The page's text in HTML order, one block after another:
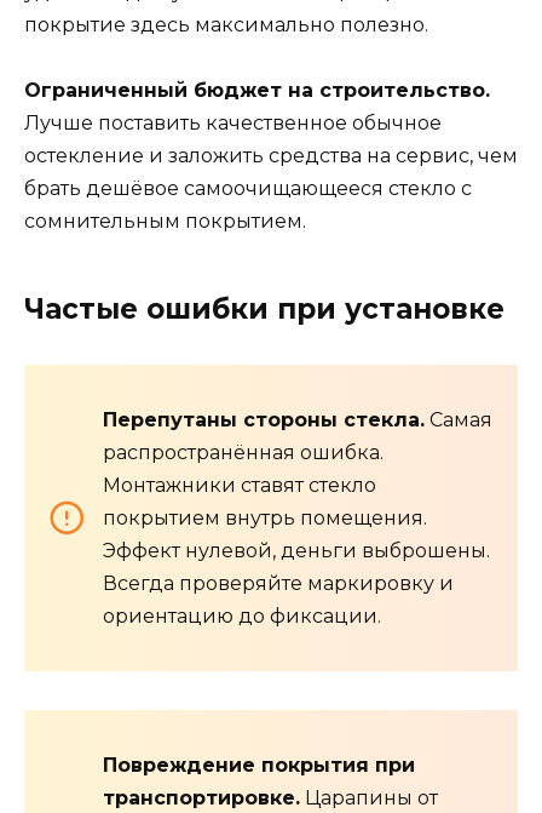
покрытие здесь максимально полезно.
Ограниченный бюджет на строительство.
Лучше поставить качественное обычное
остекление и заложить средства на сервис, чем
брать дешёвое самоочищающееся стекло с
сомнительным покрытием.
Частые ошибки при установке
Перепутаны стороны стекла. Самая
распространённая ошибка.
Монтажники ставят стекло
покрытием внутрь помещения.
Эффект нулевой, деньги выброшены.
Всегда проверяйте маркировку и
ориентацию до фиксации.
Повреждение покрытия при
транспортировке. Царапины от